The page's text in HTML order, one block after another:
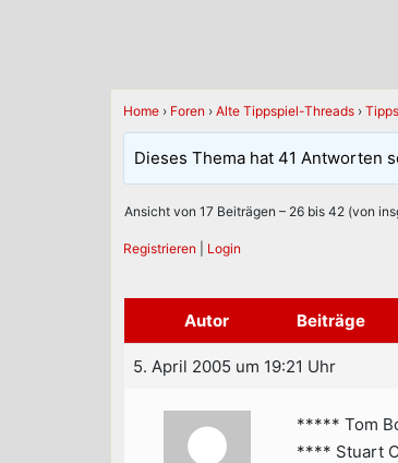
Home › Foren › Alte Tippspiel-Threads ›
Dieses Thema hat 41 Antworten
Ansicht von 17 Beiträgen – 26 bis 42 (von
Registrieren Login
Autor Beiträge
5. April 2005 um 19:21 Uhr
***** Tom
**** Stuart